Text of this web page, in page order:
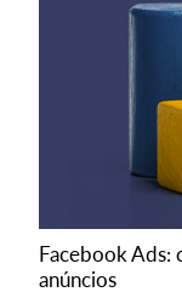
Facebook Ads:
anúncios